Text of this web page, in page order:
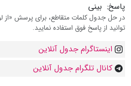
پاسخ: بینی
در حل جدول کلمات متقاطع، برای پرسش «از
توانید از پاسخ فوق استفاده نمایید.
اینستاگرام جدول آنلاین
کانال تلگرام جدول آنلاین